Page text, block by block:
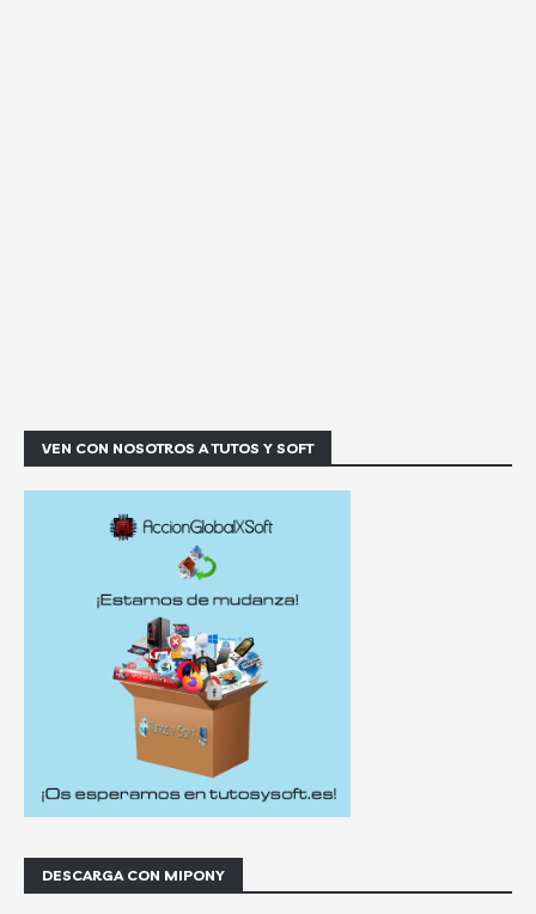
VEN CON NOSOTROS A TUTOS Y SOFT
DESCARGA CON MIPONY